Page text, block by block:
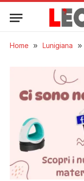
Home » Lunigiana »